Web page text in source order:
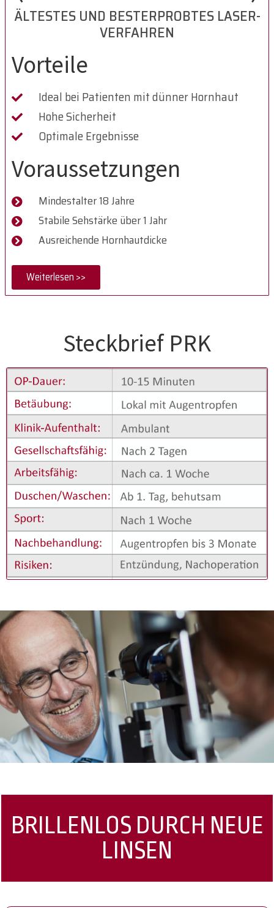
ÄLTESTES UND BESTERPROBTES LASER-
VERFAHREN
Vorteile
Ideal bei Patienten mit dünner Hornhaut
Hohe Sicherheit
Optimale Ergebnisse
Voraussetzungen
Mindestalter 18 Jahre
Stabile Sehstärke über 1 Jahr
Ausreichende Hornhautdicke
Weiterlesen >>
Steckbrief PRK
BRILLENLOS DURCH NEUE
LINSEN